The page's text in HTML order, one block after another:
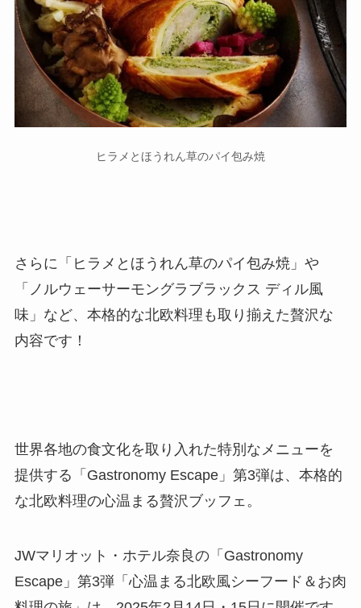
ヒラメとほうれん草のパイ包み焼
さらに「ヒラメとほうれん草のパイ包み焼」や
「ノルウェーサーモングラブラックス ディル風
味」など、本格的な北欧料理も取り揃えた贅沢な
内容です！
世界各地の食文化を取り入れた特別なメニューを
提供する「Gastronomy Escape」第3弾は、本格的
な北欧料理の心温まる贅沢ブッフェ。
JWマリオット・ホテル奈良の「Gastronomy
Escape」第3弾「心温まる北欧風シーフード＆お肉